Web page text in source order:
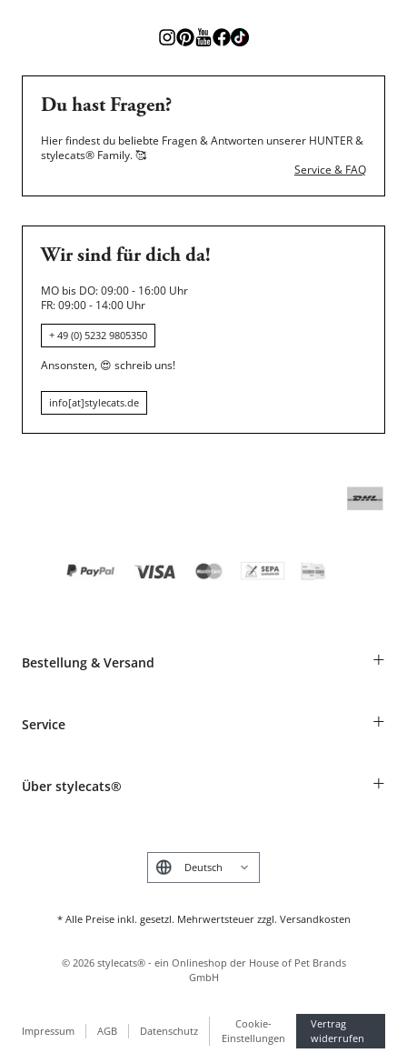
Du hast Fragen?
Hier findest du beliebte Fragen & Antworten unserer HUNTER &
stylecats® Family.🥰
Service & FAQ
Wir sind für dich da!
MO bis DO: 09:00 - 16:00 Uhr
FR: 09:00 - 14:00 Uhr
+ 49 (0) 5232 9805350
Ansonsten, 😍 schreib uns!
info[at]stylecats.de
Bestellung & Versand +
Informationen zur Lieferung
Produkte reklamieren und zurücksenden
Service +
Tierkrankenversicherung
Über stylecats® +
* Alle Preise inkl. gesetzl. Mehrwertsteuer zzgl. Versandkosten
English
Impressum AGB Datenschutz
Cookie-
Einstellungen
Vertrag
widerrufen
© 2026 stylecats® - ein Onlineshop der House of Pet Brands
GmbH